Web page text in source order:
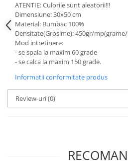
ATENTIE: Culorile sunt aleatorii!!!
Dimensiune: 30x50 cm
Material: Bumbac 100%
Densitate(Grosime): 450gr/
Mod intretinere:
- se spala la maxim 60 grade
- se calca la maxim 150 grade.
Informatii conformitate produs
Review-uri(0)